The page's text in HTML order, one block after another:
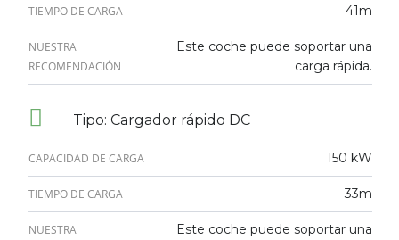
TIEMPO DE CARGA 41m
NUESTRA
RECOMENDACIÓN
Este coche puede soportar una
carga rápida.
Tipo: Cargador rápido DC
CAPACIDAD DE CARGA 150 kW
TIEMPO DE CARGA 33m
NUESTRA
Este coche puede soportar una